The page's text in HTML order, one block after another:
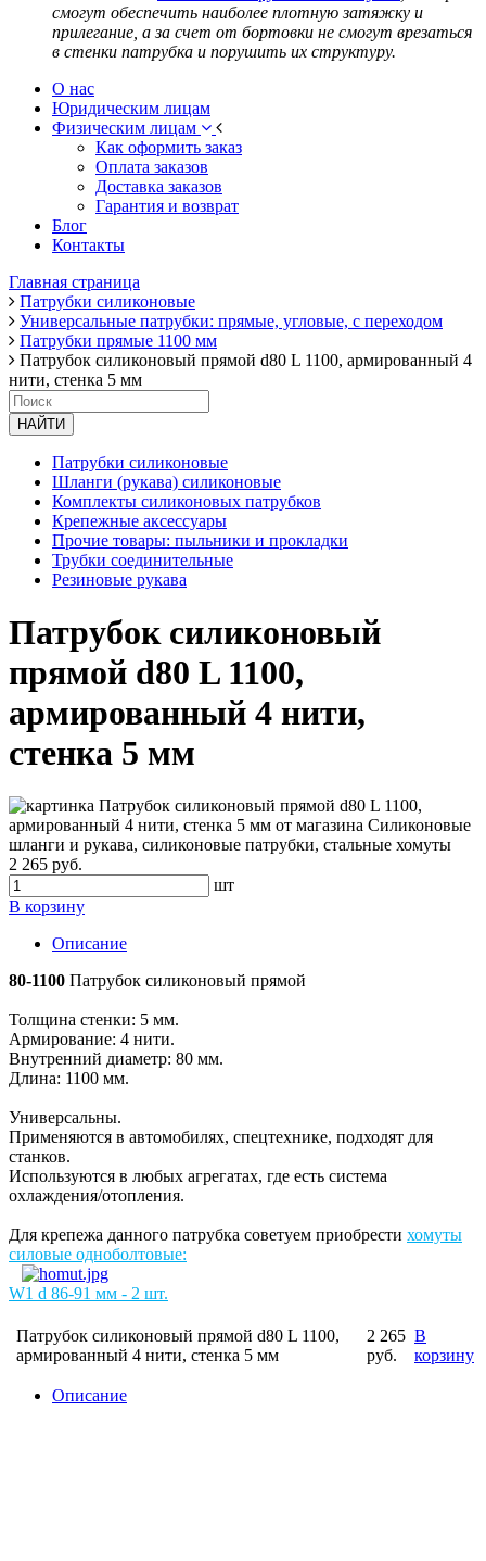
смогут обеспечить наиболее плотную затяжку и
прилегание, а за счет от бортовки не смогут врезаться
в стенки патрубка и порушить их структуру.
О нас
Юридическим лицам
Физическим лицам
Как оформить заказ
Оплата заказов
Доставка заказов
Гарантия и возврат
Блог
Контакты
Главная страница
Патрубки силиконовые
Универсальные патрубки: прямые, угловые, с переходом
Патрубки прямые 1100 мм
Патрубок силиконовый прямой d80 L 1100, армированный 4
нити, стенка 5 мм
НАЙТИ
Патрубки силиконовые
Шланги (рукава) силиконовые
Комплекты силиконовых патрубков
Крепежные аксессуары
Прочие товары: пыльники и прокладки
Трубки соединительные
Резиновые рукава
Патрубок силиконовый
прямой d80 L 1100,
армированный 4 нити,
стенка 5 мм
2 265 руб.
шт
В корзину
Описание
80-1100 Патрубок силиконовый прямой
Толщина стенки: 5 мм.
Армирование: 4 нити.
Внутренний диаметр: 80 мм.
Длина: 1100 мм.
Универсальны.
Применяются в автомобилях, спецтехнике, подходят для
станков.
Используются в любых агрегатах, где есть система
охлаждения/отопления.
Для крепежа данного патрубка советуем приобрести хомуты
силовые одноболтовые:
W1 d 86-91 мм - 2 шт.
Патрубок силиконовый прямой d80 L 1100,
армированный 4 нити, стенка 5 мм
2 265
руб.
В
корзину
Описание